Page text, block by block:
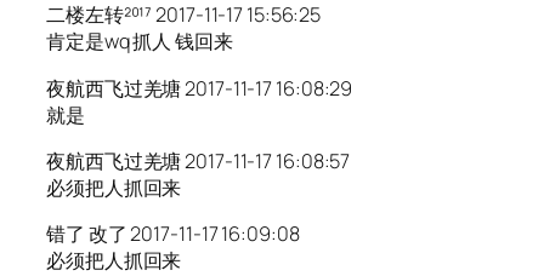
二楼左转²⁰¹⁷ 2017-11-17 15:56:25
肯定是wq 抓人 钱回来
夜航西飞过羌塘 2017-11-17 16:08:29
就是
夜航西飞过羌塘 2017-11-17 16:08:57
必须把人抓回来
错了 改了 2017-11-17 16:09:08
必须把人抓回来